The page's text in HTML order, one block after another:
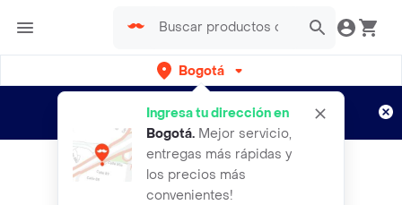
Bogotá
Ingresa tu dirección en
Bogotá. Mejor servicio,
entregas más rápidas y
los precios más
convenientes!
envíos gratis por semanas
Aplican TyC